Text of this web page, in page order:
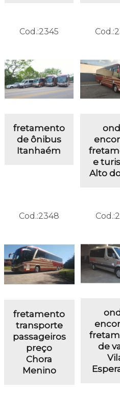
Cod.:2345
fretamento
de ônibus
Itanhaém
Cod.:
e
Alto
Cod.:2348
fretamento
transporte
passageiros
preço
Chora
Menino
Cod.:
de